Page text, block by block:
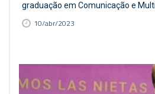
graduação em Comunicação e
10/abr/2023